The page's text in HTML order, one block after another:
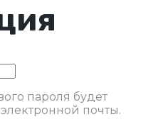
пароля будет
почты.